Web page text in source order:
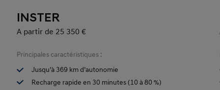
INSTER
A partir de 25 350 €
Principales caractéristiques :
Jusqu’à 369 km d’autonomie
Recharge rapide en 30 minutes (10 à 80 %)